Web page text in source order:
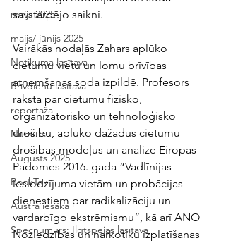
maijs 2025
maijs/ jūnijs 2025
Notikuma lasītava
Brīvdienu lasītava
reportāža
Numurs
Augusts 2025
BookTok
Austra iesaka
Specnumurs: Ilgtspējas lasītava
savstarpējo saikni.
Vairākās nodaļās Zahars aplūko
cietumu vietu un lomu brīvības
atņemšanas soda izpildē. Profesors
raksta par cietumu fizisko,
organizatorisko un tehnoloģisko
drošību, aplūko dažādus cietumu
drošības modeļus un analizē Eiropas
Padomes 2016. gada “Vadlīnijas
ieslodzījuma vietām un probācijas
dienestiem par radikalizāciju un
vardarbīgo ekstrēmismu”, kā arī ANO
Noziedzības un narkotiku izplatīšanas